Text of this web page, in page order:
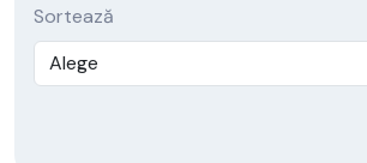
Sortează